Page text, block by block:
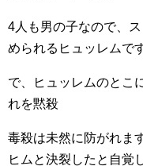
4人も男の子なので、
められるヒュッレムです
で、ヒュッレムのとこ
れを黙殺
毒殺は未然に防がれま
ヒムと決裂したと自覚